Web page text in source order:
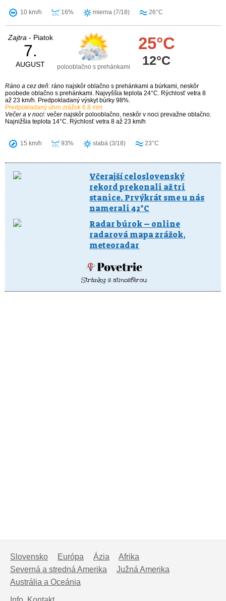
10 km/h 16% mierna (7/18) 26°C
Zajtra - Piatok
7.
AUGUST polooblačno s prehánkami
25°C
12°C
Ráno a cez deň: ráno najskôr oblačno s prehánkami a búrkami, neskôr
poobede oblačno s prehánkami. Najvyššia teplota 24°C. Rýchlosť vetra 8
až 23 km/h. Predpokladaný výskyt búrky 98%.
Predpokladaný úhrn zrážok 6.8 mm
Večer a v noci: večer najskôr polooblačno, neskôr v noci prevažne oblačno.
Najnižšia teplota 14°C. Rýchlosť vetra 8 až 23 km/h
15 km/h 93% slabá (3/18) 23°C
Včerajší celoslovenský
rekord prekonali až tri
stanice. Prvýkrát sme u nás
namerali 42°C
Radar búrok – online
radarová mapa zrážok,
meteoradar
Stránky s atmosférou
Slovensko Európa Ázia
Afrika
Severná a stredná Amerika
Južná Amerika
Austrália a Oceánia